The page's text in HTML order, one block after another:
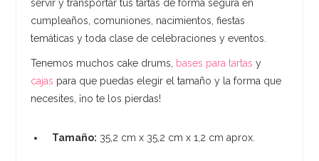
servir y transportar tus tartas de forma segura en
cumpleaños, comuniones, nacimientos, fiestas
temáticas y toda clase de celebraciones y eventos.
Tenemos muchos cake drums, bases para tartas y
cajas para que puedas elegir el tamaño y la forma que
necesites, ¡no te los pierdas!
Tamaño: 35,2 cm x 35,2 cm x 1,2 cm aprox.